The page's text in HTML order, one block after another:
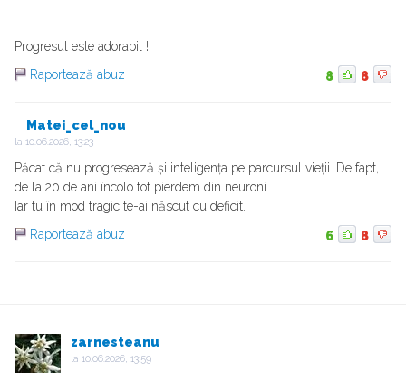
Progresul este adorabil !
Raportează abuz
8 8
Matei_cel_nou
la 10.06.2026, 13:23
Păcat că nu progresează și inteligența pe parcursul vieții. De fapt,
de la 20 de ani încolo tot pierdem din neuroni.
Iar tu în mod tragic te-ai născut cu deficit.
Raportează abuz
6 8
zarnesteanu
la 10.06.2026, 13:59